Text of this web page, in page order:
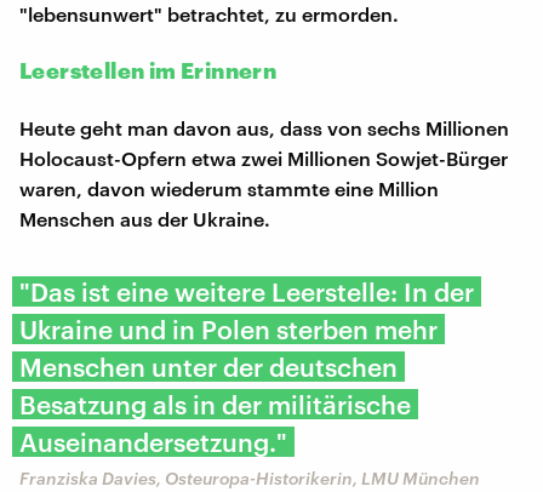
"lebensunwert" betrachtet, zu ermorden.
Leerstellen im Erinnern
Heute geht man davon aus, dass von sechs Millionen
Holocaust-Opfern etwa zwei Millionen Sowjet-Bürger
waren, davon wiederum stammte eine Million
Menschen aus der Ukraine.
"Das ist eine weitere Leerstelle: In der
Ukraine und in Polen sterben mehr
Menschen unter der deutschen
Besatzung als in der militärische
Auseinandersetzung."
Franziska Davies, Osteuropa-Historikerin, LMU München